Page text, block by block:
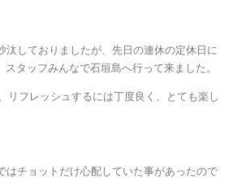
汰しておりましたが、先日の連休の定休日に
タッフみんなで石垣島へ行って来ました。
リフレッシュするには丁度良く、とても楽し
はチョットだけ心配していた事があったので